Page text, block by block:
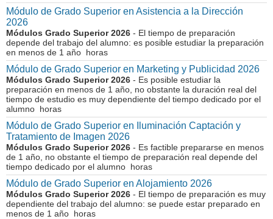
Módulo de Grado Superior en Asistencia a la Dirección
2026
Módulos Grado Superior 2026 - El tiempo de preparación
depende del trabajo del alumno: es posible estudiar la preparación
en menos de 1 año horas
Módulo de Grado Superior en Marketing y Publicidad 2026
Módulos Grado Superior 2026 - Es posible estudiar la
preparación en menos de 1 año, no obstante la duración real del
tiempo de estudio es muy dependiente del tiempo dedicado por el
alumno horas
Módulo de Grado Superior en Iluminación Captación y
Tratamiento de Imagen 2026
Módulos Grado Superior 2026 - Es factible prepararse en menos
de 1 año, no obstante el tiempo de preparación real depende del
tiempo dedicado por el alumno horas
Módulo de Grado Superior en Alojamiento 2026
Módulos Grado Superior 2026 - El tiempo de preparación es muy
dependiente del trabajo del alumno: se puede estar preparado en
menos de 1 año horas